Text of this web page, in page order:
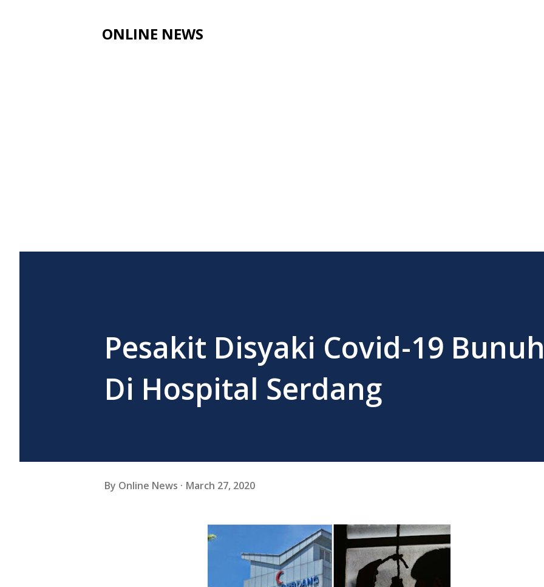
ONLINE NEWS
Pesakit Disyaki Covid-19
Di Hospital Serdang
By Online News March 27, 2020